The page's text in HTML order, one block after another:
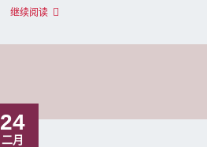
继续阅读
24
二月